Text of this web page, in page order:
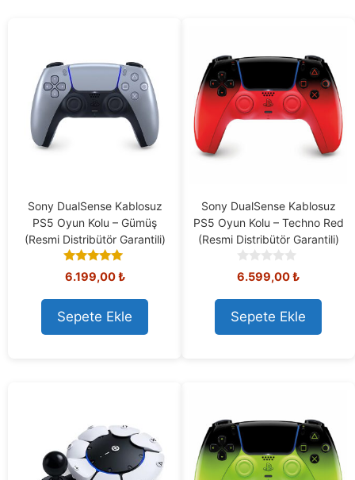
Sony DualSense Kablosuz
PS5 Oyun Kolu – Gümüş
(Resmi Distribütör Garantili)
5.00
out of 5
6.199,00₺
Sepete Ekle
Sony DualSense Kablosuz
PS5 Oyun Kolu – Techno Red
(Resmi Distribütör Garantili)
0
o
u
t
o
f
6.599,00₺
Sepete Ekle